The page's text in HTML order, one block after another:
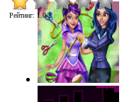
Рейтинг: 1.0/1